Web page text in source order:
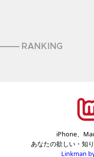
RANKING
iPhone、
あなたの欲しい・知
Linkman